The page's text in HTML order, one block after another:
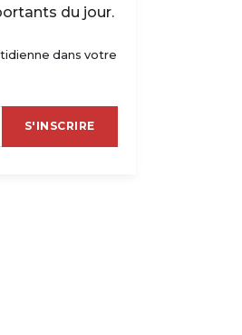
du jour.
dans votre
S'INSCRIRE